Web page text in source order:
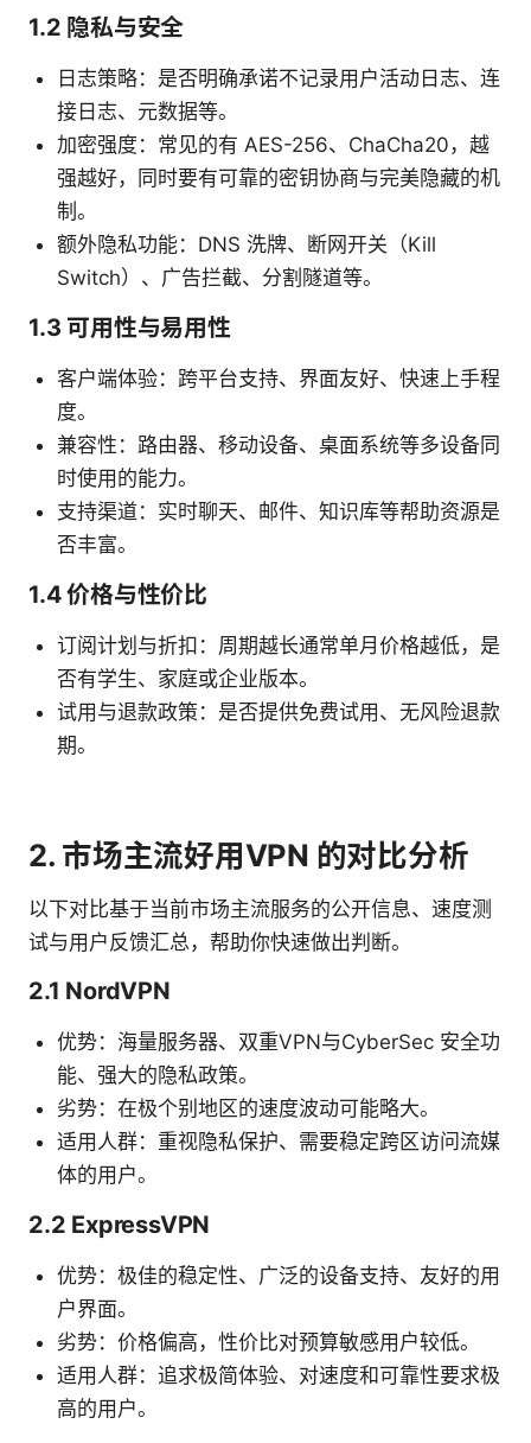
1.2 隐私与安全
日志策略：是否明确承诺不记录用户活动日志、连
接日志、元数据等。
加密强度：常见的有 AES-256、ChaCha20，越
强越好，同时要有可靠的密钥协商与完美隐藏的机
制。
额外隐私功能：DNS 洗牌、断网开关（Kill
Switch）、广告拦截、分割隧道等。
1.3 可用性与易用性
客户端体验：跨平台支持、界面友好、快速上手程
度。
兼容性：路由器、移动设备、桌面系统等多设备同
时使用的能力。
支持渠道：实时聊天、邮件、知识库等帮助资源是
否丰富。
1.4 价格与性价比
订阅计划与折扣：周期越长通常单月价格越低，是
否有学生、家庭或企业版本。
试用与退款政策：是否提供免费试用、无风险退款
期。
2. 市场主流好用VPN 的对比分析
以下对比基于当前市场主流服务的公开信息、速度测
试与用户反馈汇总，帮助你快速做出判断。
2.1 NordVPN
优势：海量服务器、双重VPN与CyberSec 安全功
能、强大的隐私政策。
劣势：在极个别地区的速度波动可能略大。
适用人群：重视隐私保护、需要稳定跨区访问流媒
体的用户。
2.2 ExpressVPN
优势：极佳的稳定性、广泛的设备支持、友好的用
户界面。
劣势：价格偏高，性价比对预算敏感用户较低。
适用人群：追求极简体验、对速度和可靠性要求极
高的用户。